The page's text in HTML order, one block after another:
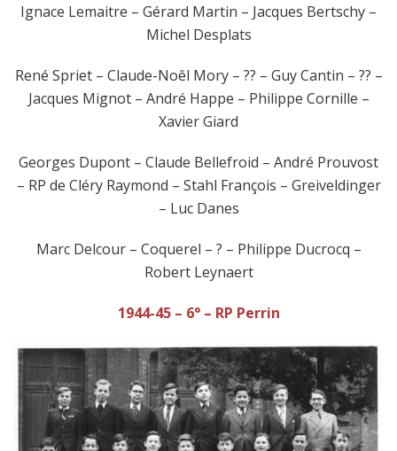
Ignace Lemaitre – Gérard Martin – Jacques Bertschy –
Michel Desplats
René Spriet – Claude-Noêl Mory – ?? – Guy Cantin – ?? –
Jacques Mignot – André Happe – Philippe Cornille –
Xavier Giard
Georges Dupont – Claude Bellefroid – André Prouvost
– RP de Cléry Raymond – Stahl François – Greiveldinger
– Luc Danes
Marc Delcour – Coquerel – ? – Philippe Ducrocq –
Robert Leynaert
1944-45 – 6° – RP Perrin